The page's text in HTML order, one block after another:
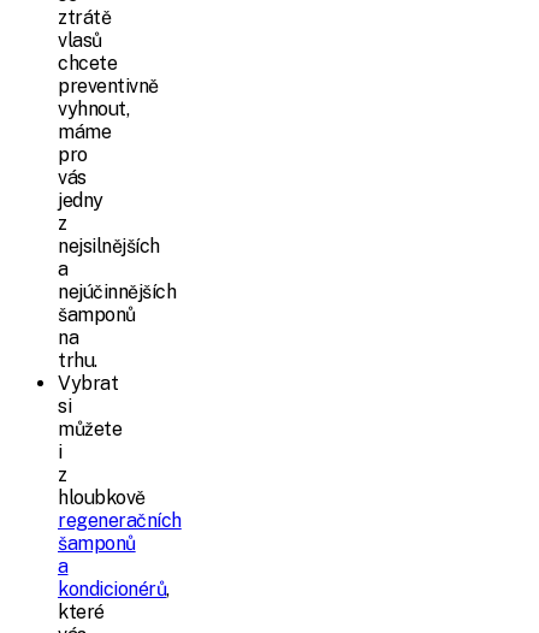
ztrátě
vlasů
chcete
preventivně
vyhnout,
máme
pro
vás
jedny
z
nejsilnějších
a
nejúčinnějších
šamponů
na
trhu.
Vybrat
si
můžete
i
z
hloubkově
regeneračních
šamponů
a
kondicionérů,
které